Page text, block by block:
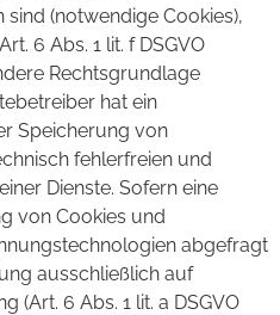
(notwendige Cookies),
6 Abs. 1 lit. f DSGVO
Rechtsgrundlage
hat ein
Speicherung von
fehlerfreien und
Dienste. Sofern eine
von Cookies und
abgefragt
ausschließlich auf
(Art. 6 Abs. 1 lit. a DSGVO